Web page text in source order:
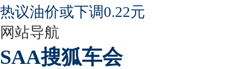
热议油价或下调0.22元
网站导航
SAA搜狐车会